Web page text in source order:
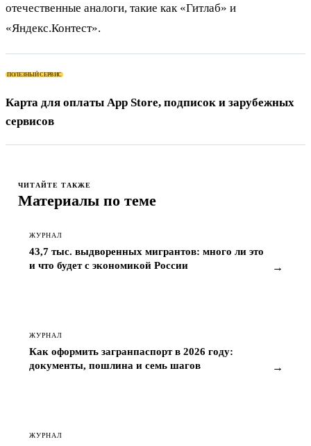
отечественные аналоги, такие как «Гитлаб» и
«Яндекс.Контест».
ПОЛЕЗНЫЙ СЕРВИС
Карта для оплаты App Store, подписок и зарубежных
сервисов
ЧИТАЙТЕ ТАКЖЕ
Материалы по теме
ЖУРНАЛ
43,7 тыс. выдворенных мигрантов: много ли это
и что будет с экономикой России
→
ЖУРНАЛ
Как оформить загранпаспорт в 2026 году:
документы, пошлина и семь шагов
→
ЖУРНАЛ